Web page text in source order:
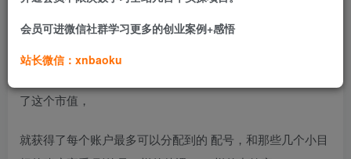
顶格申购需配市值 ——这个数据说明 的是打满需要多少市
值，像华润新能 源这样的巨无霸需要632万才能打满。 而
了这个市值，
就获得了每个账户最多可以分配到的 配号，和那些几个小目
会员可进微信社群学习更多的创业案例+感悟
站长微信：xnbaoku